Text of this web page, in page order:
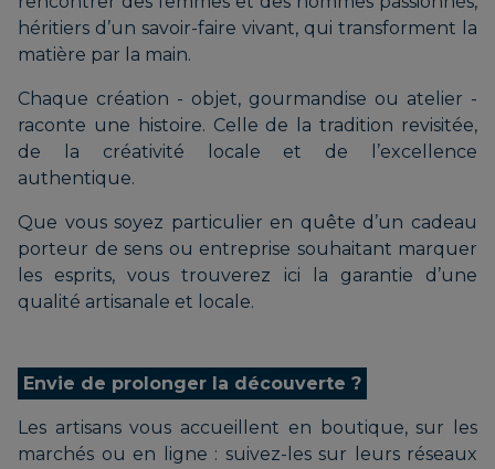
héritiers d’un savoir-faire vivant, qui transforment la
matière par la main.
Chaque création - objet, gourmandise ou atelier -
raconte une histoire. Celle de la tradition revisitée,
de la créativité locale et de l’excellence
authentique.
Que vous soyez particulier en quête d’un cadeau
porteur de sens ou entreprise souhaitant marquer
les esprits, vous trouverez ici la garantie d’une
qualité artisanale et locale.
Envie de prolonger la découverte ?
Les artisans vous accueillent en boutique, sur les
marchés ou en ligne : suivez-les sur leurs réseaux